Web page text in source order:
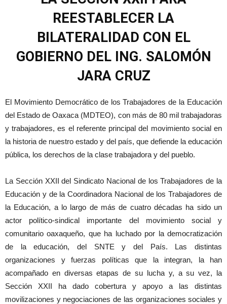
REESTABLECER LA
BILATERALIDAD CON EL
GOBIERNO DEL ING. SALOMÓN
JARA CRUZ
El Movimiento Democrático de los Trabajadores de la Educación
del Estado de Oaxaca (MDTEO), con más de 80 mil trabajadoras
y trabajadores, es el referente principal del movimiento social en
la historia de nuestro estado y del país, que defiende la educación
pública, los derechos de la clase trabajadora y del pueblo.
La Sección XXII del Sindicato Nacional de los Trabajadores de la
Educación y de la Coordinadora Nacional de los Trabajadores de
la Educación, a lo largo de más de cuatro décadas ha sido un
actor político-sindical importante del movimiento social y
comunitario oaxaqueño, que ha luchado por la democratización
de la educación, del SNTE y del País. Las distintas
organizaciones y fuerzas políticas que la integran, la han
acompañado en diversas etapas de su lucha y, a su vez, la
Sección XXII ha dado cobertura y apoyo a las distintas
movilizaciones y negociaciones de las organizaciones sociales y